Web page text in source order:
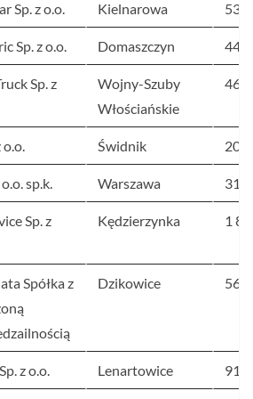
Sp. z o.o. Kielnarowa 53
Sp. z o.o. Domaszczyn 449
Sp. z
Wojny-Szuby
Włościańskie
46
o.o. Świdnik 200
sp.k. Warszawa 311
Sp. z
Kędzierzynka 1
Spółka z
Dzikowice 56
z o.o. Lenartowice 91